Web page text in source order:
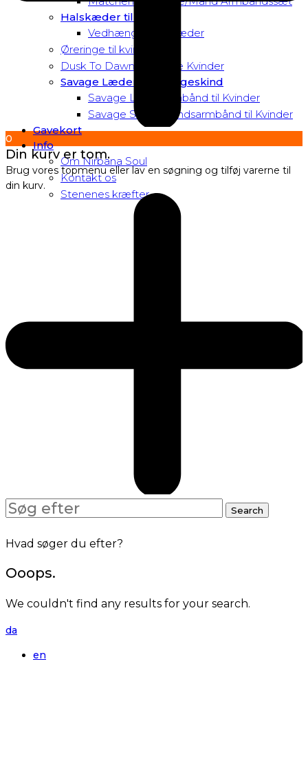
Halskæder til Kvinder
Vedhæng til halskæder
Øreringe til kvinder
Dusk To Dawn Exclusive Kvinder
Savage Læder og Slangeskind
Savage Læderarmbånd til Kvinder
Savage Slangeskindsarmbånd til Kvinder
Gavekort
Info
Om Nirbana Soul
Kontakt os
Stenenes kræfter
0
Din kurv er tom.
Brug vores topmenu eller lav en søgning og tilføj varerne til
din kurv.
Search
for:
Search
Hvad søger du efter?
Ooops.
We couldn't find any results for your search.
da
en